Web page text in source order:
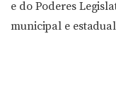
e do Poderes
municipal e